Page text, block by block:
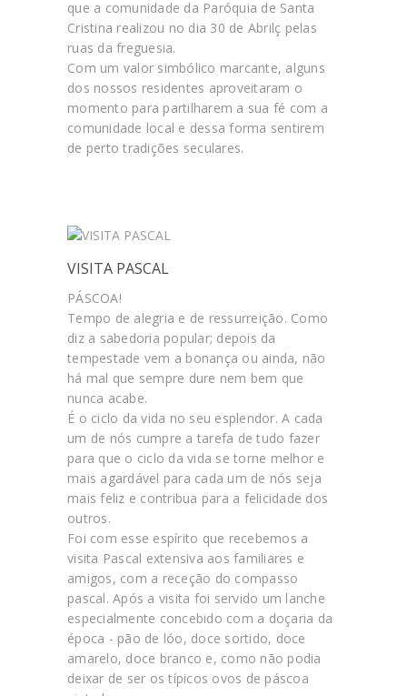
que a comunidade da Paróquia de Santa
Cristina realizou no dia 30 de Abrilç pelas
ruas da freguesia.
Com um valor simbólico marcante, alguns
dos nossos residentes aproveitaram o
momento para partilharem a sua fé com a
comunidade local e dessa forma sentirem
de perto tradições seculares.
VISITA PASCAL
PÁSCOA!
Tempo de alegria e de ressurreição. Como
diz a sabedoria popular; depois da
tempestade vem a bonança ou ainda, não
há mal que sempre dure nem bem que
nunca acabe.
É o ciclo da vida no seu esplendor. A cada
um de nós cumpre a tarefa de tudo fazer
para que o ciclo da vida se torne melhor e
mais agardável para cada um de nós seja
mais feliz e contribua para a felicidade dos
outros.
Foi com esse espírito que recebemos a
visita Pascal extensiva aos familiares e
amigos, com a receção do compasso
pascal. Após a visita foi servido um lanche
especialmente concebido com a doçaria da
época - pão de lóo, doce sortido, doce
amarelo, doce branco e, como não podia
deixar de ser os típicos ovos de páscoa